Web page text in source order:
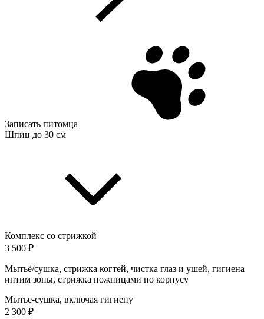
Записать питомца
Шпиц до 30 см
Комплекс со стрижкой
3 500 ₽
Мытьё/сушка, стрижка когтей, чистка глаз и ушей, гигиена
интим зоны, стрижка ножницами по корпусу
Мытье-сушка, включая гигиену
2 300 ₽